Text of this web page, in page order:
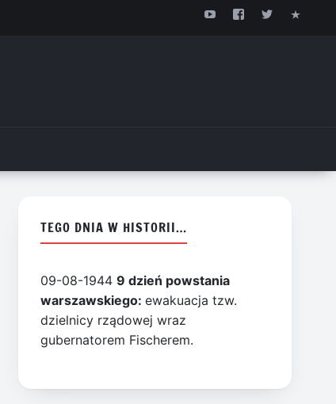
TEGO DNIA W HISTORII…
09-08-19449 dzień powstania
warszawskiego:ewakuacja tzw.
dzielnicy rządowej wraz
gubernatorem Fischerem.